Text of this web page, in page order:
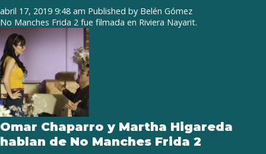
abril 17, 2019 9:48 am Published by Belén Gómez
No Manches Frida 2 fue filmada en Riviera Nayarit.
Omar Chaparro y Martha Higareda
hablan de No Manches Frida 2